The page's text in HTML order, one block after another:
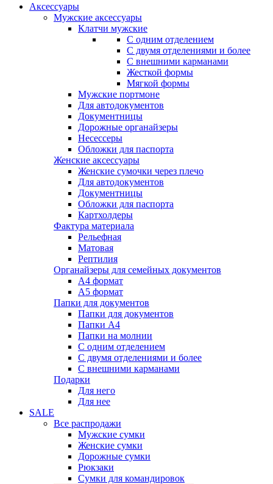
Аксессуары
Мужские аксессуары
Клатчи мужские
С одним отделением
С двумя отделениями и более
С внешними карманами
Жесткой формы
Мягкой формы
Мужские портмоне
Для автодокументов
Документницы
Дорожные органайзеры
Несессеры
Обложки для паспорта
Женские аксессуары
Женские сумочки через плечо
Для автодокументов
Документницы
Обложки для паспорта
Картхолдеры
Фактура материала
Рельефная
Матовая
Рептилия
Органайзеры для семейных документов
А4 формат
А5 формат
Папки для документов
Папки для документов
Папки А4
Папки на молнии
С одним отделением
С двумя отделениями и более
С внешними карманами
Подарки
Для него
Для нее
SALE
Все распродажи
Мужские сумки
Женские сумки
Дорожные сумки
Рюкзаки
Сумки для командировок